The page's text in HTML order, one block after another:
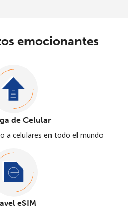
emocionantes
de Celular
a celulares en todo el mundo
eSIM